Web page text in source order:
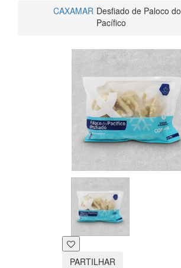
CAXAMAR Desfiado de Paloco do
Pacífico
PARTILHAR